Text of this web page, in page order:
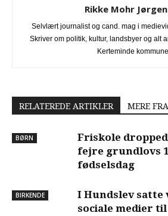
Rikke Mohr
Selvlært journalist og cand. mag i
Skriver om politik, kultur, landsbyer og alt
Kerteminde kommune.
RELATEREDE ARTIKLER MERE
BØRN
Friskole
fejre grundlovs
fødselsdag
BIRKENDE
I Hundslev satte
sociale medier